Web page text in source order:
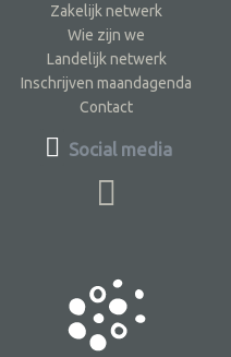
Zakelijk netwerk
Wie zijn we
Landelijk netwerk
Inschrijven maandagenda
Contact
Social media